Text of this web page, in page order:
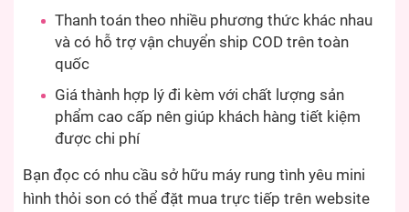
Thanh toán theo nhiều phương thức khác nhau
và có hỗ trợ vận chuyển ship COD trên toàn
quốc
Giá thành hợp lý đi kèm với chất lượng sản
phẩm cao cấp nên giúp khách hàng tiết kiệm
được chi phí
Bạn đọc có nhu cầu sở hữu máy rung tình yêu mini
hình thỏi son có thể đặt mua trực tiếp trên website